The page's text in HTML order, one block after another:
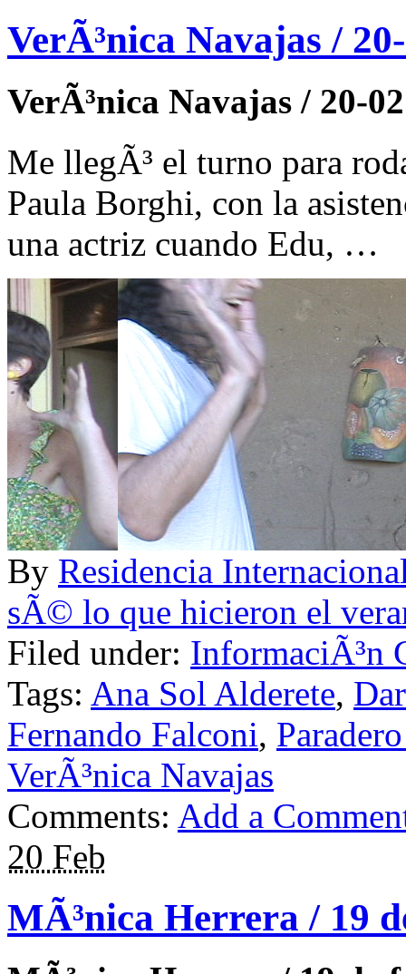
VerÃ³nica Navajas /
VerÃ³nica Navajas / 20-02
Me llegÃ³ el turno para
Paula Borghi, con la
una actriz cuando Edu, …
By Residencia
sÃ© lo que hicieron el
Filed under: InformaciÃ³n
Tags: Ana Sol Alderete,
Fernando Falconi,
VerÃ³nica Navajas
Comments: Add a
20 Feb
MÃ³nica Herrera / 19